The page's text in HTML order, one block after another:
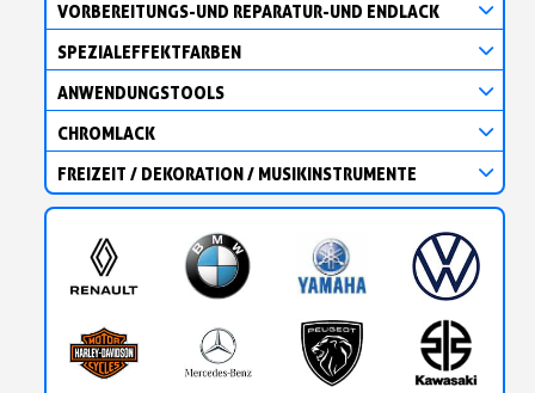
VORBEREITUNGS-UND REPARATUR-UND ENDLACK
SPEZIALEFFEKTFARBEN
ANWENDUNGSTOOLS
CHROMLACK
FREIZEIT / DEKORATION / MUSIKINSTRUMENTE